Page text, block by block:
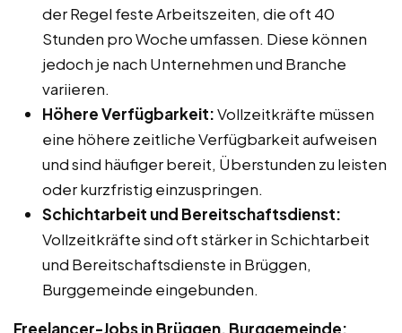
der Regel feste Arbeitszeiten, die oft 40
Stunden pro Woche umfassen. Diese können
jedoch je nach Unternehmen und Branche
variieren.
Höhere Verfügbarkeit:Vollzeitkräfte müssen
eine höhere zeitliche Verfügbarkeit aufweisen
und sind häufiger bereit, Überstunden zu leisten
oder kurzfristig einzuspringen.
Schichtarbeit und Bereitschaftsdienst:
Vollzeitkräfte sind oft stärker in Schichtarbeit
und Bereitschaftsdienste in Brüggen,
Burggemeinde eingebunden.
Freelancer-Jobs in Brüggen, Burggemeinde: